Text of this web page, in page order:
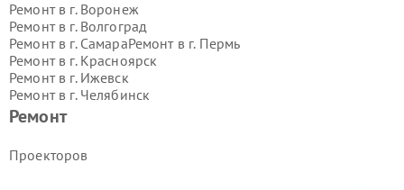
Ремонт
Проекторов
Ремонт в г. Воронеж
Ремонт в г. Волгоград
Ремонт в г. СамараРемонт в г. Пермь
Ремонт в г. Красноярск
Ремонт в г. Ижевск
Ремонт в г. Челябинск
Ремонт в г.
Ремонт в г.
Ремонт в г.Саратов